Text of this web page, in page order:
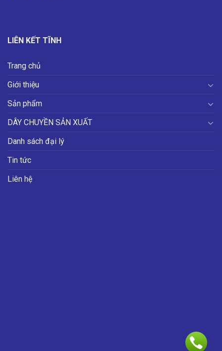
LIÊN KẾT TĨNH
Trang chủ
Giới thiệu
Sản phẩm
DÂY CHUYỀN SẢN XUẤT
Danh sách đại lý
Tin tức
Liên hệ